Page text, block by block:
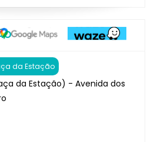
da Estação
da Estação) - Avenida dos